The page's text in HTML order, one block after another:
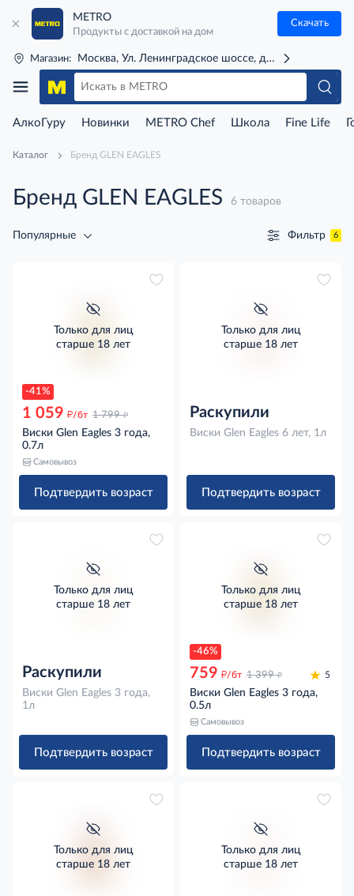
METRO
Продукты с доставкой на дом
Скачать
Магазин: Москва, Ул. Ленинградское шоссе, д. 71Г (м. Речной
АлкоГуру Новинки METRO Chef Школа Fine Life
Каталог Бренд GLEN EAGLES
Бренд GLEN EAGLES 6 товаров
Популярные Фильтр 6
-41%
Только для лиц
старше 18 лет
1 059 д/бт 1 799 д
Виски Glen Eagles 3 года,
0.7л
Самовывоз
Подтвердить возраст
Только для лиц
старше 18 лет
Раскупили
Виски Glen Eagles 6 лет, 1л
Подтвердить возраст
Только для лиц
старше 18 лет
Раскупили
Виски Glen Eagles 3 года,
1л
Подтвердить возраст
-46%
Только для лиц
старше 18 лет
759 д/бт 1 399 д 5
Виски Glen Eagles 3 года,
0.5л
Самовывоз
Подтвердить возраст
Только для лиц
старше 18 лет
Только для лиц
старше 18 лет